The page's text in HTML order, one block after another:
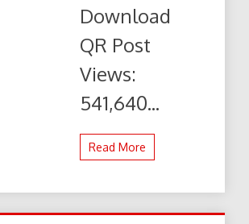
पढ़ें
डाउनलोड
Download
QR Post
Views:
541,640...
Read More